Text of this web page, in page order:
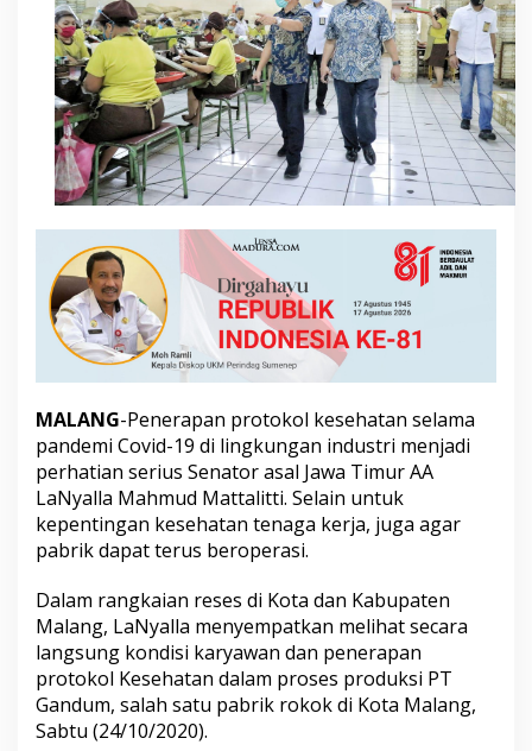
P
e
n
g
u
s
a
h
a
R
o
k
o
l
u
k
a
T
i
n
g
n
y
a
K
e
n
a
MALANG-Penerapan protokol kesehatan selama
pandemi Covid-19 di lingkungan industri menjadi
perhatian serius Senator asal Jawa Timur AA
LaNyalla Mahmud Mattalitti. Selain untuk
kepentingan kesehatan tenaga kerja, juga agar
pabrik dapat terus beroperasi.
Dalam rangkaian reses di Kota dan Kabupaten
Malang, LaNyalla menyempatkan melihat secara
langsung kondisi karyawan dan penerapan
protokol Kesehatan dalam proses produksi PT
Gandum, salah satu pabrik rokok di Kota Malang,
Sabtu (24/10/2020).